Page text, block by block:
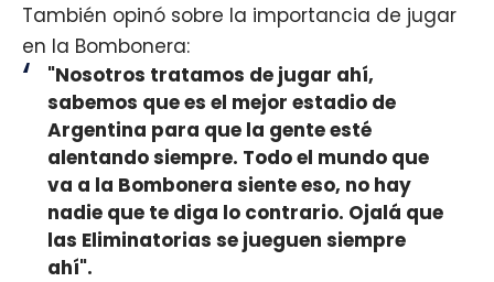
También opinó sobre la importancia de jugar
en la Bombonera:
"Nosotros tratamos de jugar ahí,
sabemos que es el mejor estadio de
Argentina para que la gente esté
alentando siempre. Todo el mundo que
va a la Bombonera siente eso, no hay
nadie que te diga lo contrario. Ojalá que
las Eliminatorias se jueguen siempre
ahí".